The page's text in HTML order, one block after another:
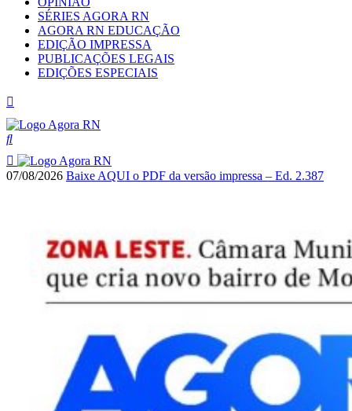
SÉRIES AGORA RN
AGORA RN EDUCAÇÃO
EDIÇÃO IMPRESSA
PUBLICAÇÕES LEGAIS
EDIÇÕES ESPECIAIS
07/08/2026 Baixe AQUI o PDF da versão impressa – Ed. 2.387